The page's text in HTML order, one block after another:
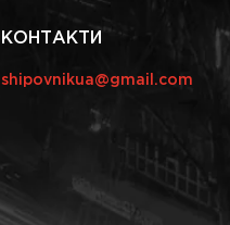
КОНТАКТИ
shipovnikua@gmail.com